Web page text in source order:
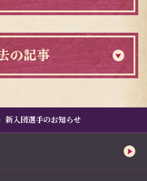
の記事
新入団選手のお知らせ